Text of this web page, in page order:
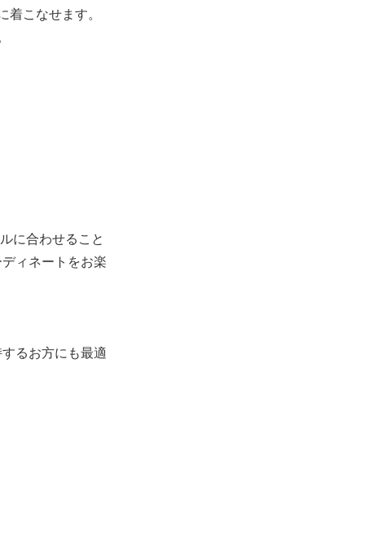
着こなせます。
に合わせること
ィネートをお楽
るお方にも最適